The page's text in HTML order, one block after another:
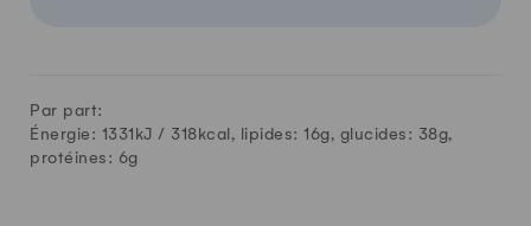
Par part:
Énergie: 1331kJ / 318 kcal, lipides: 16g, glucides: 38g,
protéines: 6g